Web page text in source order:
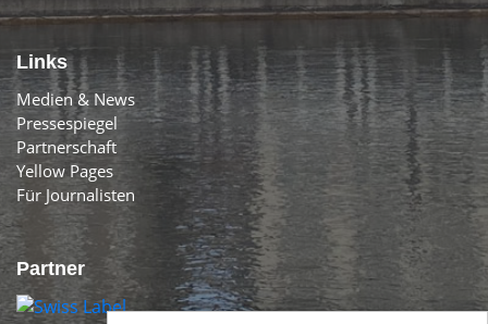
Links
Medien & News
Pressespiegel
Partnerschaft
Yellow Pages
Für Journalisten
Partner